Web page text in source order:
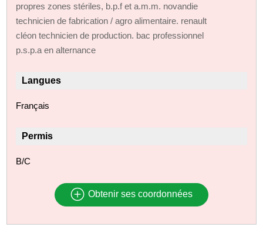
propres zones stériles, b.p.f et a.m.m. novandie
technicien de fabrication / agro alimentaire. renault
cléon technicien de production. bac professionnel
p.s.p.a en alternance
Langues
Français
Permis
B/C
Obtenir ses coordonnées